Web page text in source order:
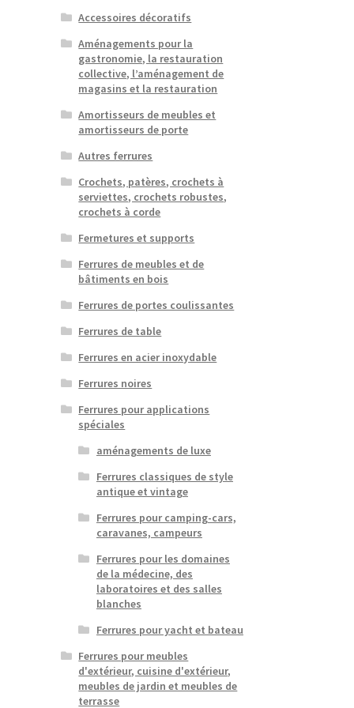
Accessoires décoratifs
Aménagements pour la
gastronomie, la restauration
collective, l’aménagement de
magasins et la restauration
Amortisseurs de meubles et
amortisseurs de porte
Autres ferrures
Crochets, patères, crochets à
serviettes, crochets robustes,
crochets à corde
Fermetures et supports
Ferrures de meubles et de
bâtiments en bois
Ferrures de portes coulissantes
Ferrures de table
Ferrures en acier inoxydable
Ferrures noires
Ferrures pour applications
spéciales
aménagements de luxe
Ferrures classiques de style
antique et vintage
Ferrures pour camping-cars,
caravanes, campeurs
Ferrures pour les domaines
de la médecine, des
laboratoires et des salles
blanches
Ferrures pour yacht et bateau
Ferrures pour meubles
d'extérieur, cuisine d'extérieur,
meubles de jardin et meubles de
terrasse